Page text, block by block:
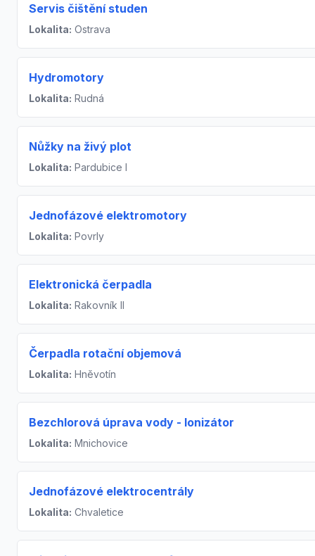
Servis čištění studen
Lokalita: Ostrava
Hydromotory
Lokalita: Rudná
Nůžky na živý plot
Lokalita: Pardubice I
Jednofázové elektromotory
Lokalita: Povrly
Elektronická čerpadla
Lokalita: Rakovník II
Čerpadla rotační objemová
Lokalita: Hněvotín
Bezchlorová úprava vody - Ionizátor
Lokalita: Mnichovice
Jednofázové elektrocentrály
Lokalita: Chvaletice